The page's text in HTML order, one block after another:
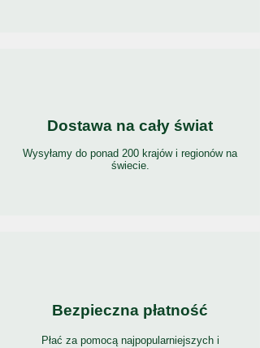
Dostawa na cały świat
Wysyłamy do ponad 200 krajów i regionów na
świecie.
Bezpieczna płatność
Płać za pomocą najpopularniejszych i